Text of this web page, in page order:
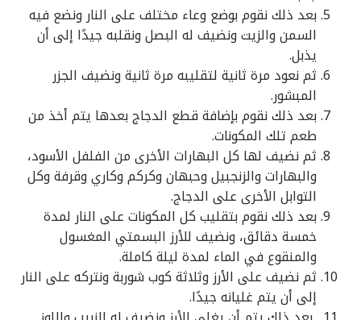
بعد ذلك نقوم بوضع وعاء مختلف على النار ونضع فيه
السمن والزيت ونضيف له البصل ونقلبه جيدًا إلى أن
يذبل.
ثم نعود مرة ثانية لتقليبه مرة ثانية ونضيف الجزر
المبشور.
بعد ذلك نقوم بإضافة قطع الدجاج بعدها يتم أخذ من
طعم تلك المكونات.
ثم نضيف لها كل البهارات الأخرى من الفلفل الأسود،
والبهارات والزنجبيل وحبهان وكركم وكاري وقرفة وكل
التوابل الأخرى على الدجاج.
بعد ذلك نقوم بتقليب كل المكونات على النار لمدة
خمسة دقائق، ونضيف للأرز البسمتي المغسول
والمنقوع في الماء لمدة ليلة كاملة.
ثم نضيف على الأرز وثلاثة كوب شوربة ونتركه على النار
إلى أن يتم غليانه جيدًا.